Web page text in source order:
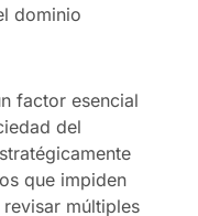
dominio
factor esencial
del
que impiden
múltiples